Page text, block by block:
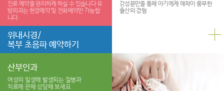
진료 예약을 편리하게 하실 수 있습니다유
방외과는 현장예약 및전화예약만 가능합
니다.
위내시경/
복부 초음파 예약하기
감성분만을 통해 아기에게 애착이 풍부한
출산의 경험
산부인과
여성의 일생에 발생되는 질병과
치료에 관해 상담해 보세요